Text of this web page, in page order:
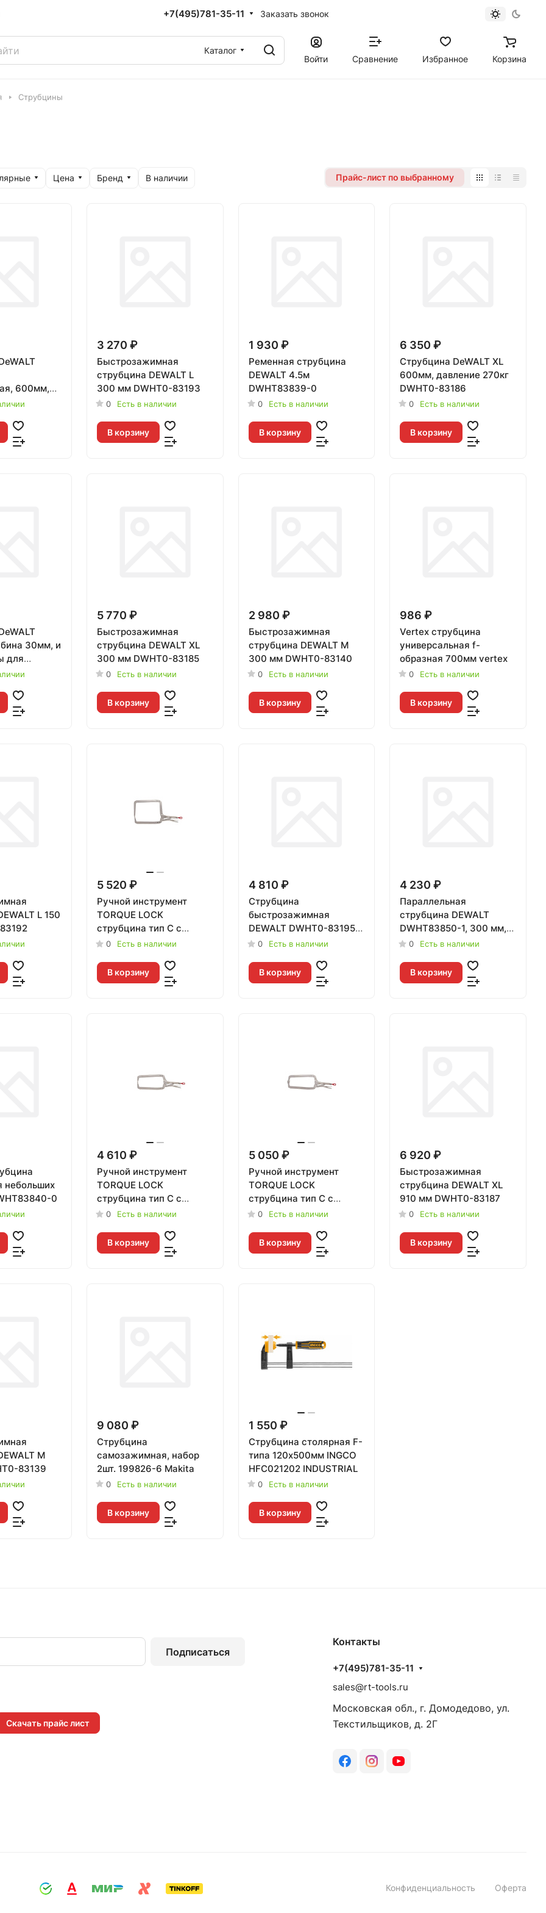
+7(495)781-35-11 Заказать звонок
Каталог
Войти
Сравнение Избранное Корзина
Струбцины
Цена Бренд В наличии Прайс-лист по выбранному
600мм,
1
3 270 ₽
Быстрозажимная
струбцина DEWALT L
300 мм DWHT0-83193
0 Есть в наличии
В корзину
1 930 ₽
Ременная струбцина
DEWALT 4.5м
DWHT83839-0
0 Есть в наличии
В корзину
6 350 ₽
Струбцина DeWALT XL
600мм, давление 270кг
DWHT0-83186
0 Есть в наличии
В корзину
30мм, и
для
5 770 ₽
Быстрозажимная
струбцина DEWALT XL
300 мм DWHT0-83185
0 Есть в наличии
В корзину
2 980 ₽
Быстрозажимная
струбцина DEWALT M
300 мм DWHT0-83140
0 Есть в наличии
В корзину
986 ₽
Vertex струбцина
универсальная f-
образная 700мм vertex
0 Есть в наличии
В корзину
L 150
5 520 ₽
Ручной инструмент
TORQUE LOCK
струбцина тип С с
неподвижными губками
48223529
0 Есть в наличии
В корзину
4 810 ₽
Струбцина
быстрозажимная
DEWALT DWHT0-83195,
L, 910 мм.
0 Есть в наличии
В корзину
4 230 ₽
Параллельная
струбцина DEWALT
DWHT83850-1, 300 мм,
450 кг
0 Есть в наличии
В корзину
небольших
0
4 610 ₽
Ручной инструмент
TORQUE LOCK
струбцина тип С с
неподвижными губками
48223530
0 Есть в наличии
В корзину
5 050 ₽
Ручной инструмент
TORQUE LOCK
струбцина тип С с
шарнирными губками 18"
48223520
0 Есть в наличии
В корзину
6 920 ₽
Быстрозажимная
струбцина DEWALT XL
910 мм DWHT0-83187
0 Есть в наличии
В корзину
M
83139
9 080 ₽
Струбцина
самозажимная, набор
2шт. 199826-6 Makita
0 Есть в наличии
В корзину
1 550 ₽
Струбцина столярная F-
типа 120х500мм INGCO
HFC021202 INDUSTRIAL
0 Есть в наличии
В корзину
Подписаться
Скачать прайс лист
Контакты
+7(495)781-35-11
sales@rt-tools.ru
Московская обл., г. Домодедово, ул.
Текстильщиков, д. 2Г
Конфиденциальность Оферта